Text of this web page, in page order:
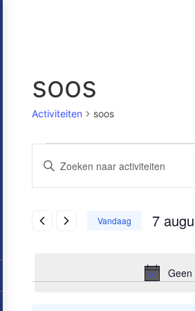
soos
Activiteiten soos
Activiteiten
in
7
Geen
Activiteiten
zoeken
en
Vul
Zoek
Vandaag 7
datum.